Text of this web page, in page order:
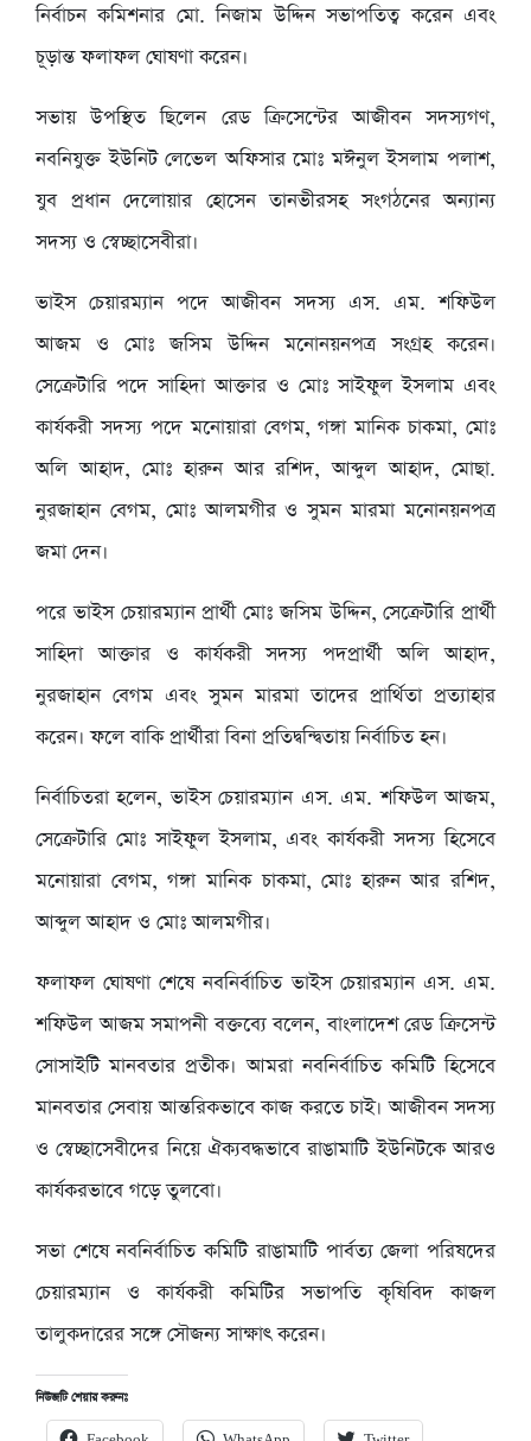
নির্বাচন কমিশনার মো. নিজাম উদ্দিন সভাপতিত্ব করেন এবং
চূড়ান্ত ফলাফল ঘোষণা করেন।
‎সভায় উপস্থিত ছিলেন রেড ক্রিসেন্টের আজীবন সদস্যগণ,
নবনিযুক্ত ইউনিট লেভেল অফিসার ‎মোঃ মঈনুল ইসলাম পলাশ,
যুব প্রধান দেলোয়ার হোসেন তানভীরসহ সংগঠনের অন্যান্য
সদস্য ও স্বেচ্ছাসেবীরা।
‎ভাইস চেয়ারম্যান পদে আজীবন সদস্য এস. এম. শফিউল
আজম ও মোঃ জসিম উদ্দিন মনোনয়নপত্র সংগ্রহ করেন।
সেক্রেটারি পদে সাহিদা আক্তার ও মোঃ সাইফুল ইসলাম এবং
কার্যকরী সদস্য পদে মনোয়ারা বেগম, গঙ্গা মানিক চাকমা, মোঃ
অলি আহাদ, মোঃ হারুন আর রশিদ, আব্দুল আহাদ, মোছা.
নুরজাহান বেগম, মোঃ আলমগীর ও সুমন মারমা মনোনয়নপত্র
জমা দেন।
‎পরে ভাইস চেয়ারম্যান প্রার্থী মোঃ জসিম উদ্দিন, সেক্রেটারি প্রার্থী
সাহিদা আক্তার ও কার্যকরী সদস্য পদপ্রার্থী অলি আহাদ,
নুরজাহান বেগম এবং সুমন মারমা তাদের প্রার্থিতা প্রত্যাহার
করেন। ফলে বাকি প্রার্থীরা বিনা প্রতিদ্বন্দ্বিতায় নির্বাচিত হন।
‎নির্বাচিতরা হলেন, ভাইস চেয়ারম্যান এস. এম. শফিউল আজম,
সেক্রেটারি মোঃ সাইফুল ইসলাম, এবং কার্যকরী সদস্য হিসেবে
মনোয়ারা বেগম, গঙ্গা মানিক চাকমা, মোঃ হারুন আর রশিদ,
আব্দুল আহাদ ও মোঃ আলমগীর।
ফলাফল ঘোষণা শেষে নবনির্বাচিত ভাইস চেয়ারম্যান এস. এম.
শফিউল আজম সমাপনী বক্তব্যে বলেন, বাংলাদেশ রেড ক্রিসেন্ট
সোসাইটি মানবতার প্রতীক। আমরা নবনির্বাচিত কমিটি হিসেবে
মানবতার সেবায় আন্তরিকভাবে কাজ করতে চাই। আজীবন সদস্য
ও স্বেচ্ছাসেবীদের নিয়ে ঐক্যবদ্ধভাবে রাঙামাটি ইউনিটকে আরও
কার্যকরভাবে গড়ে তুলবো।
সভা শেষে নবনির্বাচিত কমিটি রাঙামাটি পার্বত্য জেলা পরিষদের
চেয়ারম্যান ও কার্যকরী কমিটির সভাপতি কৃষিবিদ কাজল
তালুকদারের সঙ্গে সৌজন্য সাক্ষাৎ করেন।
নিউজটি শেয়ার করুনঃ